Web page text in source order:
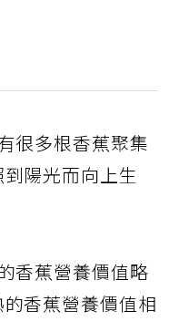
很多根香蕉聚集
陽光而向上生
香蕉營養價值略
香蕉營養價值相